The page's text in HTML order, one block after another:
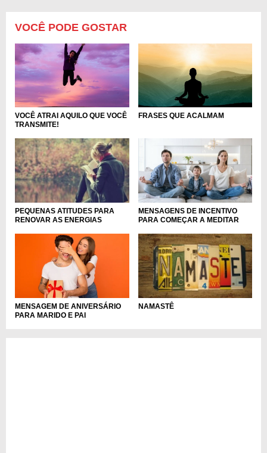
VOCÊ PODE GOSTAR
VOCÊ ATRAI AQUILO QUE VOCÊ
TRANSMITE!
FRASES QUE ACALMAM
PEQUENAS ATITUDES PARA
RENOVAR AS ENERGIAS
MENSAGENS DE INCENTIVO
PARA COMEÇAR A MEDITAR
MENSAGEM DE ANIVERSÁRIO
PARA MARIDO E PAI
NAMASTÊ